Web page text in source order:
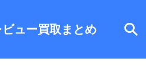
ュー買取まとめ